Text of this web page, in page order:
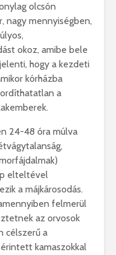
olcsón
nagy mennyiségben,
okoz, amibe bele
hogy a kezdeti
kórházba
a
24-48 óra múlva
elteltével
a májkárosodás.
felmerül
az orvosok
célszerű a
kamaszokkal